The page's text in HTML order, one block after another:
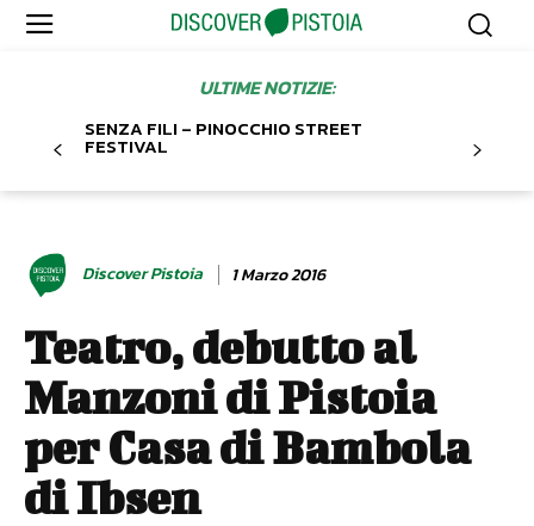
ULTIME NOTIZIE:
SENZA FILI – PINOCCHIO STREET
FESTIVAL
Discover Pistoia 1 Marzo 2016
Teatro, debutto al
Manzoni di Pistoia
per Casa di Bambola
di Ibsen